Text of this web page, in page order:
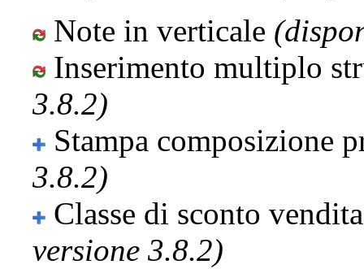
Note in verticale
Inserimento multiplo
3.8.2)
Stampa composizione
3.8.2)
Classe di sconto
versione 3.8.2)